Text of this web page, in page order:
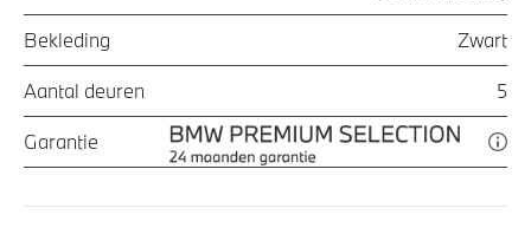
Bekleding Zwart
Aantal deuren 5
Garantie